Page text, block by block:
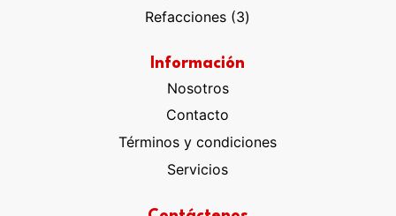
productos
Refacciones 33
Información
Nosotros
Contacto
Términos y condiciones
Servicios